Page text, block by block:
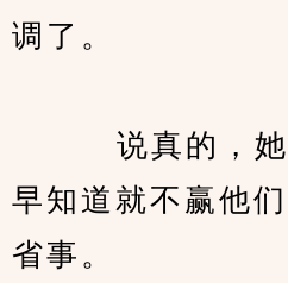
调了。
说真的，她已
早知道就不赢他
省事。